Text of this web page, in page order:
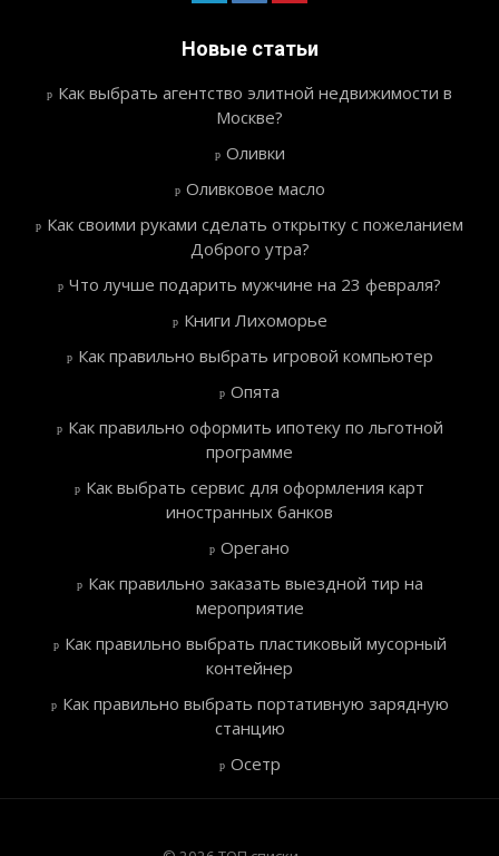
Новые статьи
Как выбрать агентство элитной недвижимости в
Москве?
Оливки
Оливковое масло
Как своими руками сделать открытку с пожеланием
Доброго утра?
Что лучше подарить мужчине на 23 февраля?
Книги Лихоморье
Как правильно выбрать игровой компьютер
Опята
Как правильно оформить ипотеку по льготной
программе
Как выбрать сервис для оформления карт
иностранных банков
Орегано
Как правильно заказать выездной тир на
мероприятие
Как правильно выбрать пластиковый мусорный
контейнер
Как правильно выбрать портативную зарядную
станцию
Осетр